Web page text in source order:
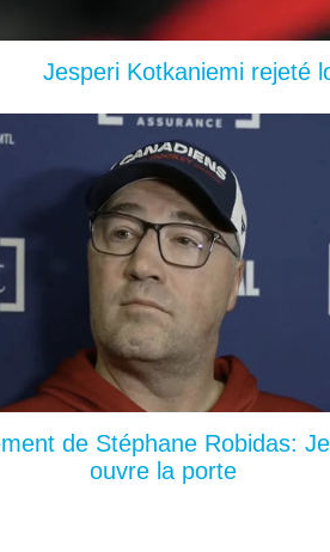
Jesperi Kotkaniemi rejeté
de Stéphane Robidas:
ouvre la porte